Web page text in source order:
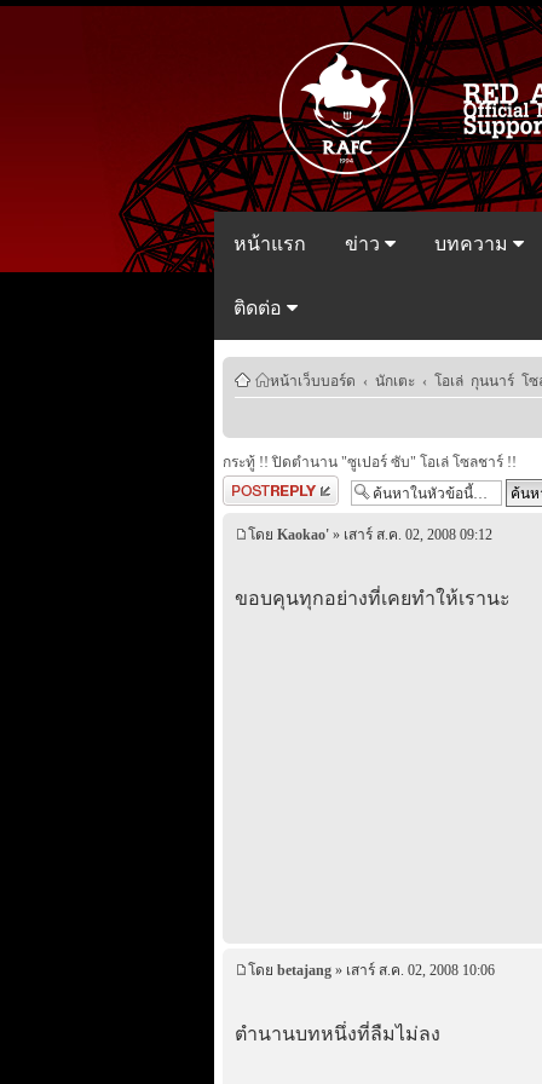
หน้าแรก ข่าว บทความ
ติดต่อ
หน้าเว็บบอร์ด ‹ นักเตะ ‹ โอเล่ กุนนาร์ โซ
กระทู้ !! ปิดตำนาน "ซูเปอร์ ซับ" โอเล่ โซลชาร์ !!
ตอบกระทู้
โดย Kaokao'» เสาร์ ส.ค. 02, 2008 09:12
ขอบคุนทุกอย่างที่เคยทำให้เรานะ
โดย betajang» เสาร์ ส.ค. 02, 2008 10:06
ตำนานบทหนึ่งที่ลืมไม่ลง